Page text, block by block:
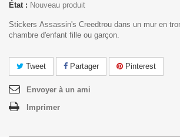
État : Nouveau produit
Stickers Assassin's Creedtrou dans un mur en
chambre d'enfant fille ou garçon.
Tweet Partager Pinterest
Envoyer à un ami
Imprimer